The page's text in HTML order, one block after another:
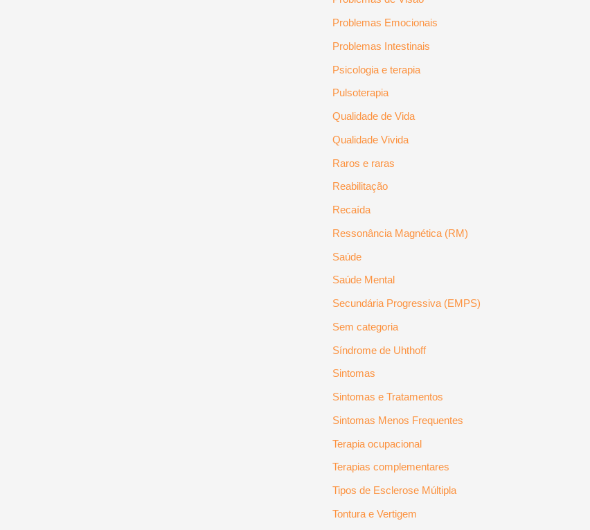
Problemas Emocionais
Problemas Intestinais
Psicologia e terapia
Pulsoterapia
Qualidade de Vida
Qualidade Vivida
Raros e raras
Reabilitação
Recaída
Ressonância Magnética (RM)
Saúde
Saúde Mental
Secundária Progressiva (EMPS)
Sem categoria
Síndrome de Uhthoff
Sintomas
Sintomas e Tratamentos
Sintomas Menos Frequentes
Terapia ocupacional
Terapias complementares
Tipos de Esclerose Múltipla
Tontura e Vertigem